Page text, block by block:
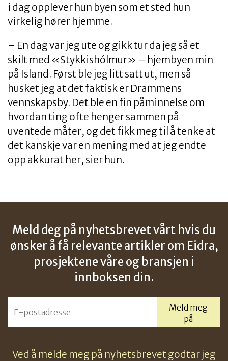
i dag opplever hun byen som et sted hun
virkelig hører hjemme.
– En dag var jeg ute og gikk tur da jeg så et
skilt med «Stykkishólmur» – hjembyen min
på Island. Først ble jeg litt satt ut, men så
husket jeg at det faktisk er Drammens
vennskapsby. Det ble en fin påminnelse om
hvordan ting ofte henger sammen på
uventede måter, og det fikk meg til å tenke at
det kanskje var en mening med at jeg endte
opp akkurat her, sier hun.
Meld deg på nyhetsbrevet vårt hvis du
ønsker å få relevante artikler om Eidra,
prosjektene våre og bransjen i
innboksen din.
Meld meg
på
Ved å melde meg på nyhetsbrevet godtar jeg